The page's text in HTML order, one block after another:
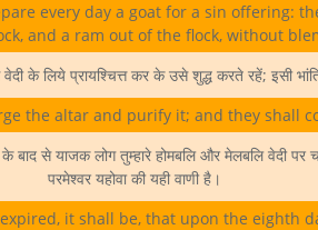
every day a goat for a sin offering:
and a ram out of the flock, without
के लिये प्रायश्चित्त कर के उसे शुद्ध करते रहें; इसी
the altar and purify it; and they shall
से याजक लोग तुम्हारे होमबलि और मेलबलि वेदी पर
परमेश्वर यहोवा की यही वाणी है।
it shall be, that upon the eighth